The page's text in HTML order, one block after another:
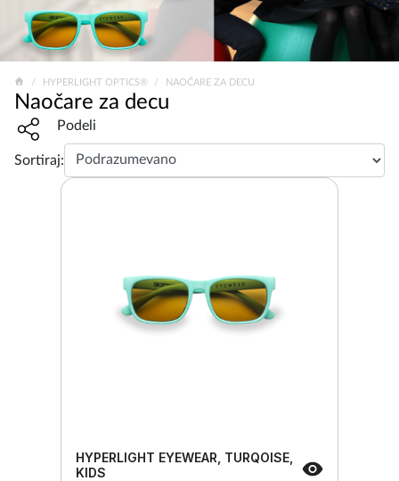
HYPERLIGHT OPTICS® NAOČARE ZA DECU
Naočare za decu
Share widget, open sharing modal with Enter
Podeli
Sortiraj:
HYPERLIGHT EYEWEAR, TURQOISE,
KIDS